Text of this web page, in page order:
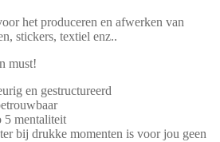
het produceren en afwerken van
stickers, textiel enz..
must!
en gestructureerd
5 mentaliteit
bij drukke momenten is voor jou geen